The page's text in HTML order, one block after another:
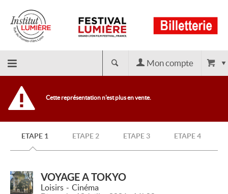
Retour
l'accueil
Mon compte
Cette représentation n'est plus en vente.
ETAPE 1 ETAPE 2 ETAPE 3 ETAPE 4
VOYAGE A TOKYO
Loisirs Cinéma